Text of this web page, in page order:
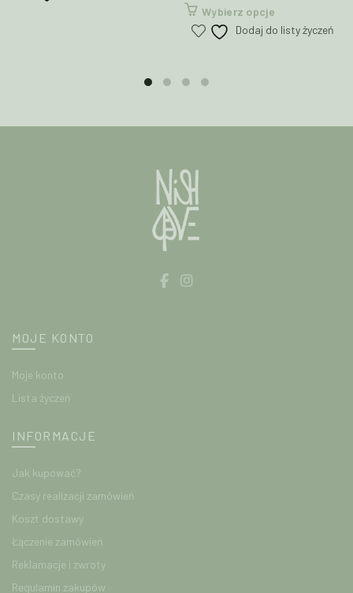
stronie
Wybierz opcjeTen
produkt
Dodaj do listy życzeń
MOJE KONTO
Moje konto
Lista życzeń
INFORMACJE
Jak kupować?
Czasy realizacji zamówień
Koszt dostawy
Łączenie zamówień
Reklamacje i zwroty
Regulamin zakupów